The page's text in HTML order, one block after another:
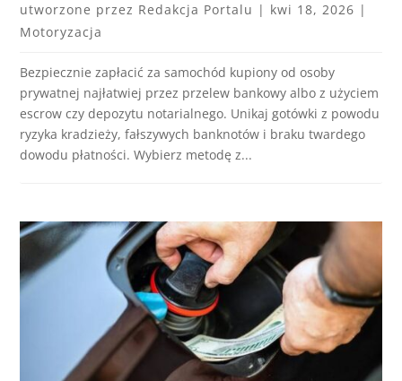
utworzone przez Redakcja Portalu | kwi 18, 2026 |
Motoryzacja
Bezpiecznie zapłacić za samochód kupiony od osoby
prywatnej najłatwiej przez przelew bankowy albo z użyciem
escrow czy depozytu notarialnego. Unikaj gotówki z powodu
ryzyka kradzieży, fałszywych banknotów i braku twardego
dowodu płatności. Wybierz metodę z...